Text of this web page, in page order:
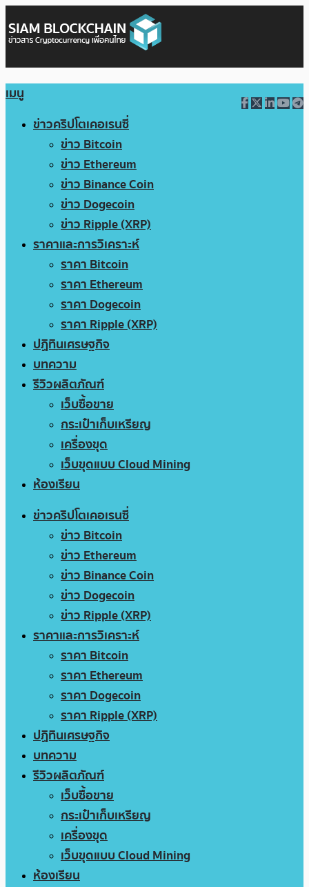
เมนู
ข่าวคริปโตเคอเรนซี่
ข่าว Bitcoin
ข่าว Ethereum
ข่าว Binance Coin
ข่าว Dogecoin
ข่าว Ripple (XRP)
ราคาและการวิเคราะห์
ราคา Bitcoin
ราคา Ethereum
ราคา Dogecoin
ราคา Ripple (XRP)
ปฏิทินเศรษฐกิจ
บทความ
รีวิวผลิตภัณฑ์
เว็บซื้อขาย
กระเป๋าเก็บเหรียญ
เครื่องขุด
เว็บขุดแบบ Cloud Mining
ห้องเรียน
ข่าวคริปโตเคอเรนซี่
ข่าว Bitcoin
ข่าว Ethereum
ข่าว Binance Coin
ข่าว Dogecoin
ข่าว Ripple (XRP)
ราคาและการวิเคราะห์
ราคา Bitcoin
ราคา Ethereum
ราคา Dogecoin
ราคา Ripple (XRP)
ปฏิทินเศรษฐกิจ
บทความ
รีวิวผลิตภัณฑ์
เว็บซื้อขาย
กระเป๋าเก็บเหรียญ
เครื่องขุด
เว็บขุดแบบ Cloud Mining
ห้องเรียน